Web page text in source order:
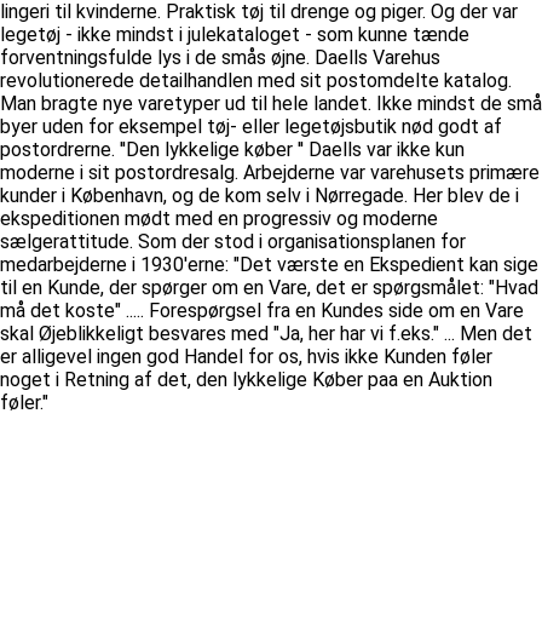
lingeri til kvinderne. Praktisk tøj til drenge og piger. Og der var
legetøj - ikke mindst i julekataloget - som kunne tænde
forventningsfulde lys i de smås øjne. Daells Varehus
revolutionerede detailhandlen med sit postomdelte katalog.
Man bragte nye varetyper ud til hele landet. Ikke mindst de små
byer uden for eksempel tøj- eller legetøjsbutik nød godt af
postordrerne. ''Den lykkelige køber '' Daells var ikke kun
moderne i sit postordresalg. Arbejderne var varehusets primære
kunder i København, og de kom selv i Nørregade. Her blev de i
ekspeditionen mødt med en progressiv og moderne
sælgerattitude. Som der stod i organisationsplanen for
medarbejderne i 1930'erne: "Det værste en Ekspedient kan sige
til en Kunde, der spørger om en Vare, det er spørgsmålet: "Hvad
må det koste" ..... Forespørgsel fra en Kundes side om en Vare
skal Øjeblikkeligt besvares med "Ja, her har vi f.eks." ... Men det
er alligevel ingen god Handel for os, hvis ikke Kunden føler
noget i Retning af det, den lykkelige Køber paa en Auktion
føler."